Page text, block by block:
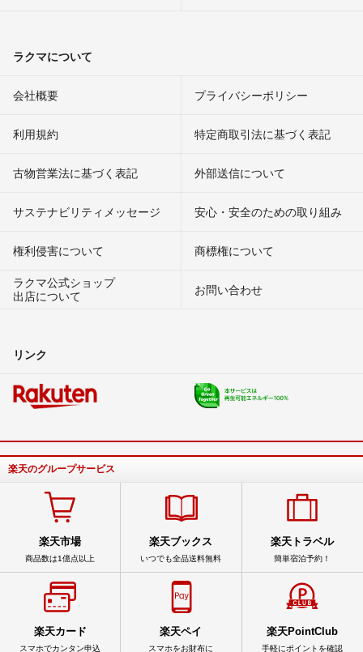
ラクマについて
会社概要 プライバシーポリシー
利用規約 特定商取引法に基づく表記
古物営業法に基づく表記 外部送信について
サステナビリティメッセージ 安心・安全のための取り組み
権利侵害について
商標権について
ラクマ公式ショップ
出店について
お問い合わせ
リンク
楽天のグループサービス
楽天市場
商品数は1億点以上
楽天ブックス
いつでも全品送料無料
楽天トラベル
簡単宿泊予約！
楽天カード
スマホでカンタン申込
楽天ペイ
スマホをお財布に
楽天PointClub
手軽にポイントを確認